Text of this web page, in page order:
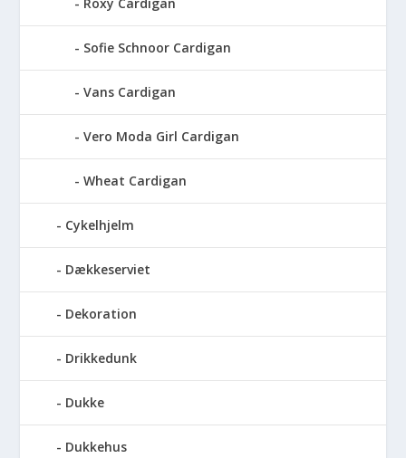
Sofie Schnoor Cardigan
Vans Cardigan
Vero Moda Girl Cardigan
Wheat Cardigan
Cykelhjelm
Dækkeserviet
Dekoration
Drikkedunk
Dukke
Dukkehus